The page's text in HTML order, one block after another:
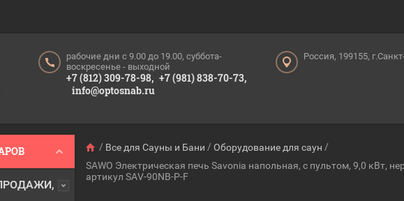
рабочие дни c 9.00 до 19.00, суббота-
воскресенье - выходной
+7 (812) 309-78-98, +7 (981) 838-70-73,
info@optosnab.ru
Россия, 199155,
/ Все для Сауны и Бани / Оборудование для саун /
SAWO Электрическая печь Savonia напольная, с пультом, 9,0 кВт,
артикул SAV-90NB-P-F